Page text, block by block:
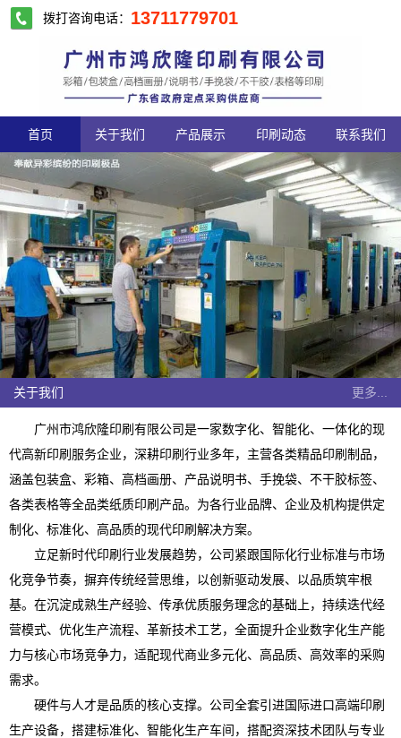
拨打咨询电话： 13711779701
首页 关于我们 产品展示 印刷动态 联系我们
关于我们 更多...
广州市鸿欣隆印刷有限公司是一家数字化、智能化、一体化的现
代高新印刷服务企业，深耕印刷行业多年，主营各类精品印刷制品，
涵盖包装盒、彩箱、高档画册、产品说明书、手挽袋、不干胶标签、
各类表格等全品类纸质印刷产品。为各行业品牌、企业及机构提供定
制化、标准化、高品质的现代印刷解决方案。
立足新时代印刷行业发展趋势，公司紧跟国际化行业标准与市场
化竞争节奏，摒弃传统经营思维，以创新驱动发展、以品质筑牢根
基。在沉淀成熟生产经验、传承优质服务理念的基础上，持续迭代经
营模式、优化生产流程、革新技术工艺，全面提升企业数字化生产能
力与核心市场竞争力，适配现代商业多元化、高品质、高效率的采购
需求。
硬件与人才是品质的核心支撑。公司全套引进国际进口高端印刷
生产设备，搭建标准化、智能化生产车间，搭配资深技术团队与专业